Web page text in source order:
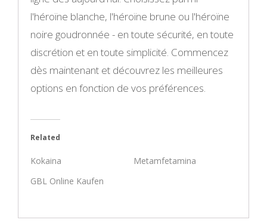
l'héroïne blanche, l'héroïne brune ou l'héroïne
noire goudronnée - en toute sécurité, en toute
discrétion et en toute simplicité. Commencez
dès maintenant et découvrez les meilleures
options en fonction de vos préférences.
Related
Kokaina
Metamfetamina
GBL Online Kaufen